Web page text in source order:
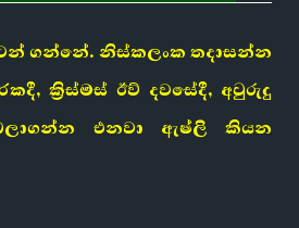
ගන්නේ. නිස්කලංක තදාසන්න
ක්‍රිස්මස් ඊව් දවසේදී, අවුරුදු
එනවා ඇෂ්ලි කියන